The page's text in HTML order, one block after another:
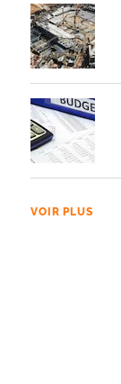
VOIR PLUS